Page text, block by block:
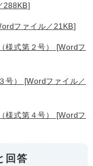
288KB]
ファイル／21KB]
様式第２号） [Wordフ
号） [Wordファイル／
様式第４号） [Wordフ
回答